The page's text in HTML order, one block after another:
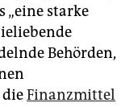
„eine starke
Behörden,
dieFinanzmittel